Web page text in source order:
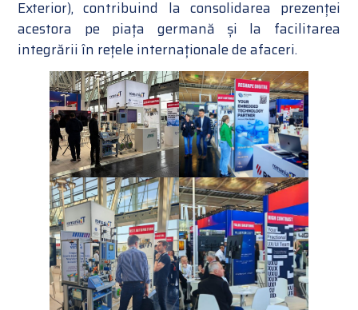
Exterior), contribuind la consolidarea prezenței
acestora pe piața germană și la facilitarea
integrării în rețele internaționale de afaceri.